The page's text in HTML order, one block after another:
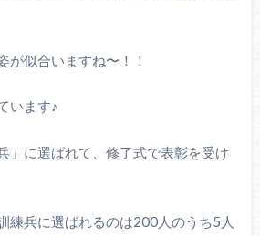
が似合いますね〜！！
います♪
」に選ばれて、修了式で表彰を受け
練兵に選ばれるのは200人のうち5人